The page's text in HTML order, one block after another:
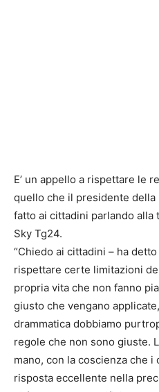
E’ un appello a rispettare le
quello che il presidente della
fatto ai cittadini parlando
Sky Tg24.
“Chiedo ai cittadini – ha
rispettare certe limitazioni
propria vita che non fanno
giusto che vengano
drammatica dobbiamo
regole che non sono giuste.
mano, con la coscienza che
risposta eccellente nella